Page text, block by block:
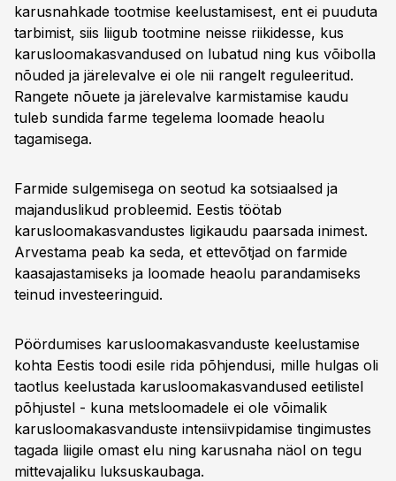
karusnahkade tootmise keelustamisest, ent ei puuduta
tarbimist, siis liigub tootmine neisse riikidesse, kus
karusloomakasvandused on lubatud ning kus võibolla
nõuded ja järelevalve ei ole nii rangelt reguleeritud.
Rangete nõuete ja järelevalve karmistamise kaudu
tuleb sundida farme tegelema loomade heaolu
tagamisega.
Farmide sulgemisega on seotud ka sotsiaalsed ja
majanduslikud probleemid. Eestis töötab
karusloomakasvandustes ligikaudu paarsada inimest.
Arvestama peab ka seda, et ettevõtjad on farmide
kaasajastamiseks ja loomade heaolu parandamiseks
teinud investeeringuid.
Pöördumises karusloomakasvanduste keelustamise
kohta Eestis toodi esile rida põhjendusi, mille hulgas oli
taotlus keelustada karusloomakasvandused eetilistel
põhjustel - kuna metsloomadele ei ole võimalik
karusloomakasvanduste intensiivpidamise tingimustes
tagada liigile omast elu ning karusnaha näol on tegu
mittevajaliku luksuskaubaga.